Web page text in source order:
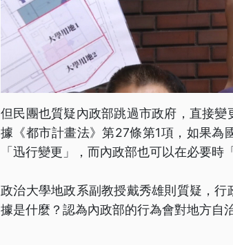
但民團也質疑內政部跳過市政府，直接
據《都市計畫法》第27條第1項，如果為
「迅行變更」，而內政部也可以在必要時
政治大學地政系副教授戴秀雄則質疑，
據是什麼？認為內政部的行為會對地方自